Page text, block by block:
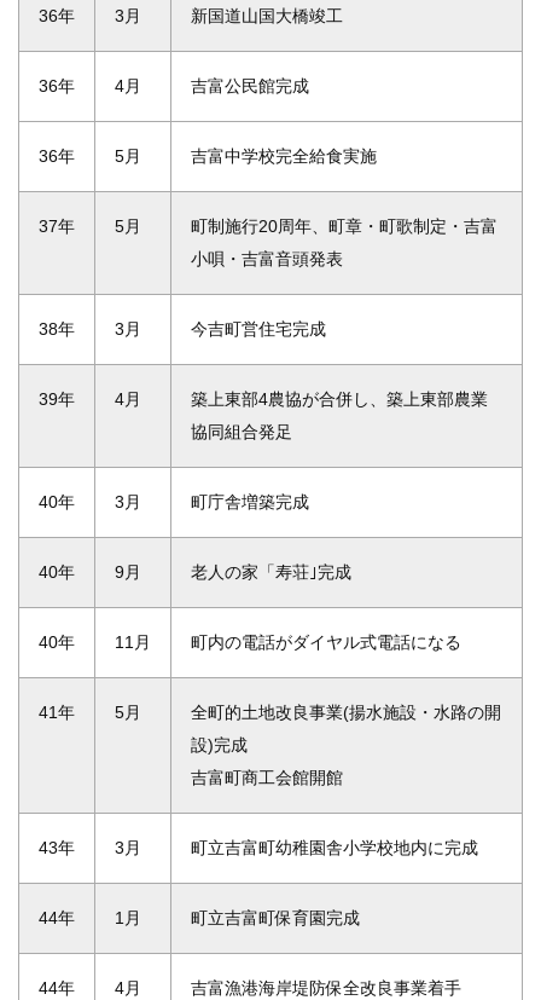
36年 3月 新国道山国大橋竣工
36年 4月 吉富公民館完成
36年 5月 吉富中学校完全給食実施
37年 5月
町制施行20周年、町章・町歌制定・吉富
小唄・吉富音頭発表
38年 3月 今吉町営住宅完成
39年 4月
築上東部4農協が合併し、築上東部農業
協同組合発足
40年 3月 町庁舎増築完成
40年 9月 老人の家「寿荘｣完成
40年 11月 町内の電話がダイヤル式電話になる
41年 5月
全町的土地改良事業(揚水施設・水路の開
設)完成
吉富町商工会館開館
43年 3月 町立吉富町幼稚園舎小学校地内に完成
44年 1月 町立吉富町保育園完成
44年 4月 吉富漁港海岸堤防保全改良事業着手